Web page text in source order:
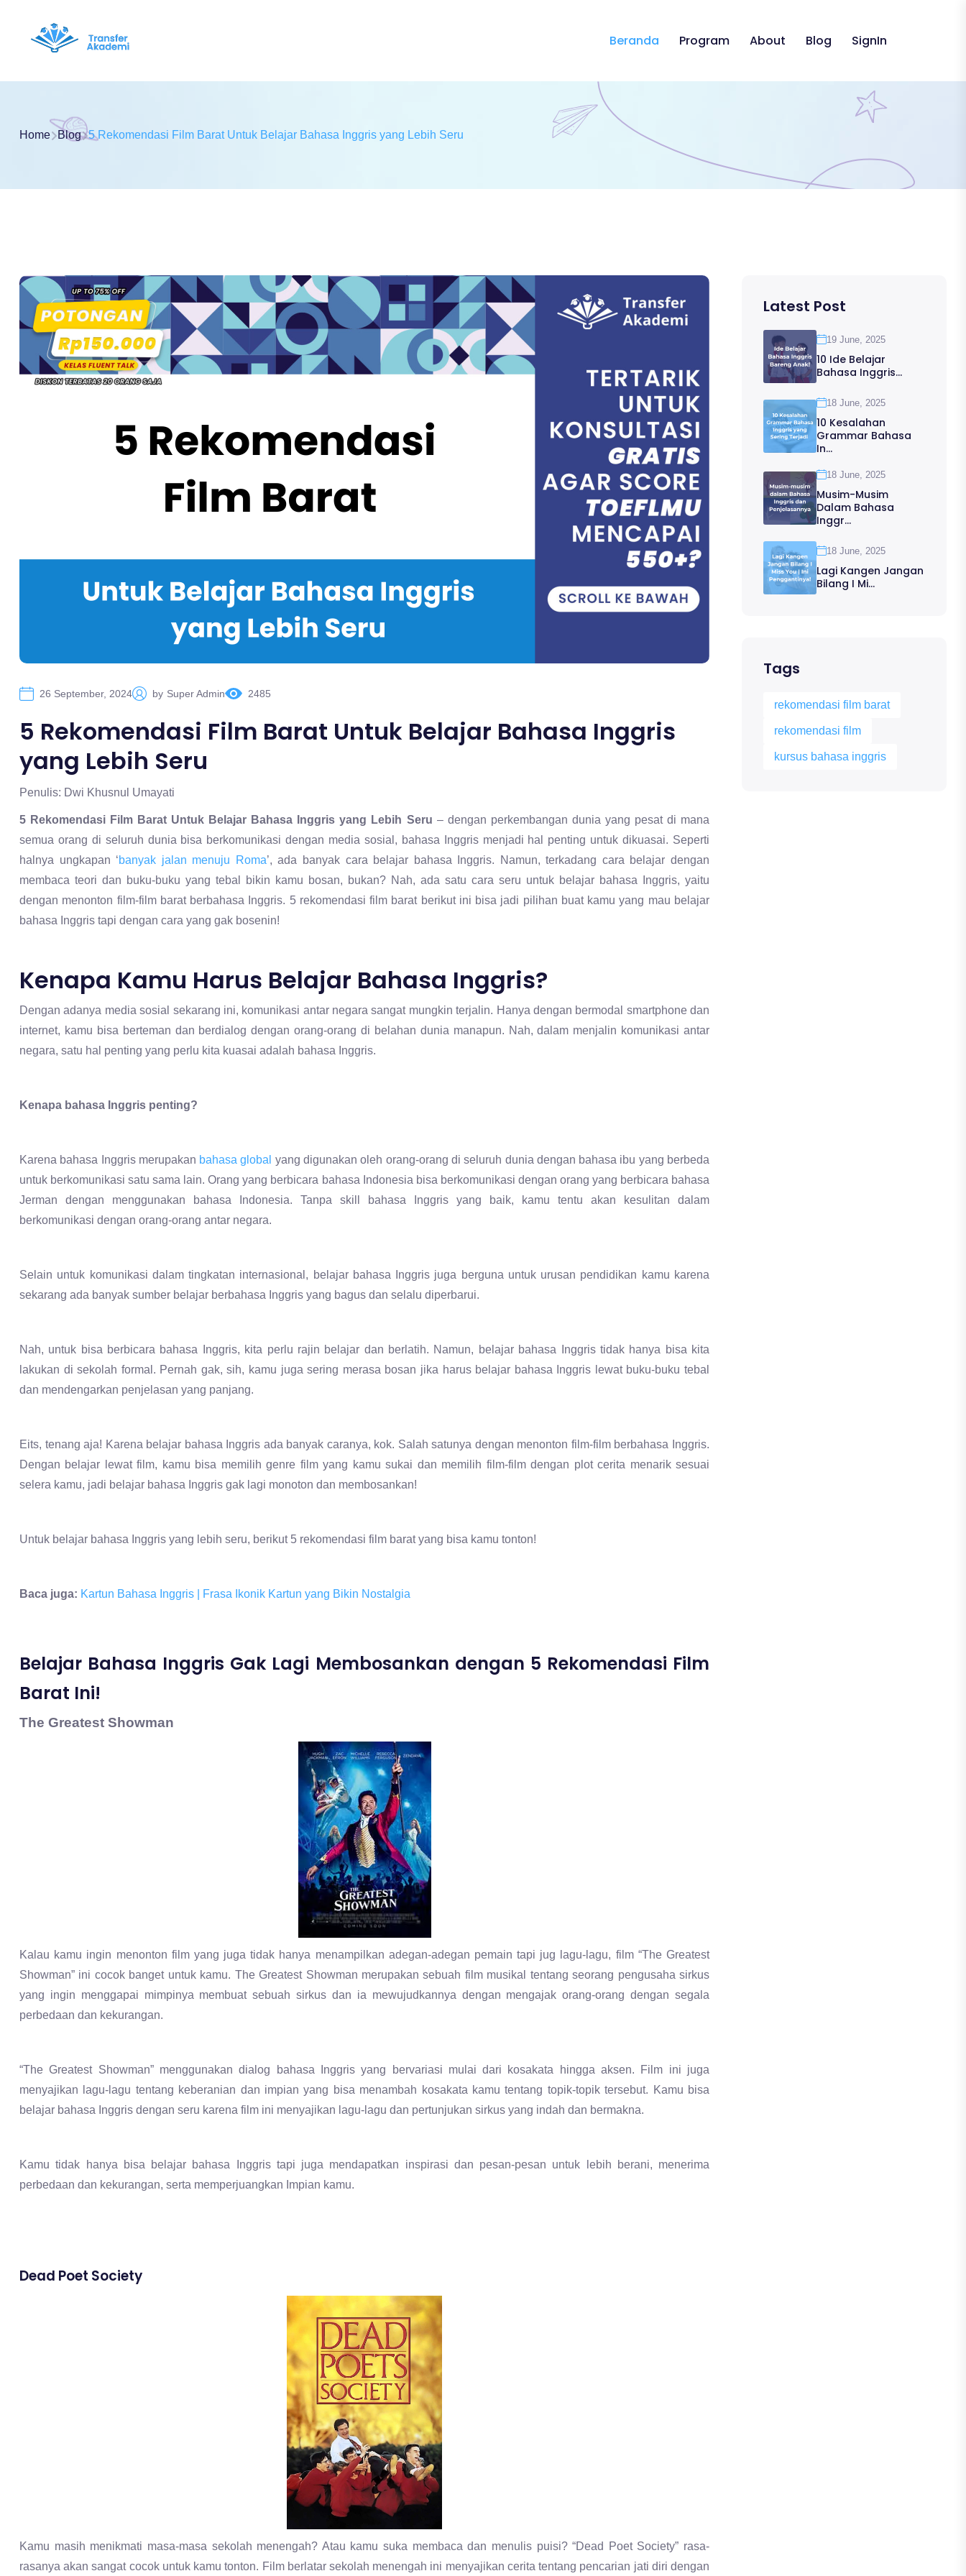
Beranda Program About Blog SignIn
Home Blog 5 Rekomendasi Film Barat Untuk Belajar Bahasa Inggris yang Lebih Seru
26 September, 2024 by Super Admin 2485
5 Rekomendasi Film Barat Untuk Belajar Bahasa Inggris
yang Lebih Seru
Penulis: Dwi Khusnul Umayati
5 Rekomendasi Film Barat Untuk Belajar Bahasa Inggris yang Lebih Seru – dengan perkembangan dunia yang pesat di mana
semua orang di seluruh dunia bisa berkomunikasi dengan media sosial, bahasa Inggris menjadi hal penting untuk dikuasai. Seperti
halnya ungkapan ‘banyak jalan menuju Roma’, ada banyak cara belajar bahasa Inggris. Namun, terkadang cara belajar dengan
membaca teori dan buku-buku yang tebal bikin kamu bosan, bukan? Nah, ada satu cara seru untuk belajar bahasa Inggris, yaitu
dengan menonton film-film barat berbahasa Inggris. 5 rekomendasi film barat berikut ini bisa jadi pilihan buat kamu yang mau belajar
bahasa Inggris tapi dengan cara yang gak bosenin!
Kenapa Kamu Harus Belajar Bahasa Inggris?
Dengan adanya media sosial sekarang ini, komunikasi antar negara sangat mungkin terjalin. Hanya dengan bermodal smartphone dan
internet, kamu bisa berteman dan berdialog dengan orang-orang di belahan dunia manapun. Nah, dalam menjalin komunikasi antar
negara, satu hal penting yang perlu kita kuasai adalah bahasa Inggris.
Kenapa bahasa Inggris penting?
Karena bahasa Inggris merupakan bahasa global yang digunakan oleh orang-orang di seluruh dunia dengan bahasa ibu yang berbeda
untuk berkomunikasi satu sama lain. Orang yang berbicara bahasa Indonesia bisa berkomunikasi dengan orang yang berbicara bahasa
Jerman dengan menggunakan bahasa Indonesia. Tanpa skill bahasa Inggris yang baik, kamu tentu akan kesulitan dalam
berkomunikasi dengan orang-orang antar negara.
Selain untuk komunikasi dalam tingkatan internasional, belajar bahasa Inggris juga berguna untuk urusan pendidikan kamu karena
sekarang ada banyak sumber belajar berbahasa Inggris yang bagus dan selalu diperbarui.
Nah, untuk bisa berbicara bahasa Inggris, kita perlu rajin belajar dan berlatih. Namun, belajar bahasa Inggris tidak hanya bisa kita
lakukan di sekolah formal. Pernah gak, sih, kamu juga sering merasa bosan jika harus belajar bahasa Inggris lewat buku-buku tebal
dan mendengarkan penjelasan yang panjang.
Eits, tenang aja! Karena belajar bahasa Inggris ada banyak caranya, kok. Salah satunya dengan menonton film-film berbahasa Inggris.
Dengan belajar lewat film, kamu bisa memilih genre film yang kamu sukai dan memilih film-film dengan plot cerita menarik sesuai
selera kamu, jadi belajar bahasa Inggris gak lagi monoton dan membosankan!
Untuk belajar bahasa Inggris yang lebih seru, berikut 5 rekomendasi film barat yang bisa kamu tonton!
Baca juga: Kartun Bahasa Inggris | Frasa Ikonik Kartun yang Bikin Nostalgia
Belajar Bahasa Inggris Gak Lagi Membosankan dengan 5 Rekomendasi Film
Barat Ini!
The Greatest Showman
Kalau kamu ingin menonton film yang juga tidak hanya menampilkan adegan-adegan pemain tapi jug lagu-lagu, film “The Greatest
Showman” ini cocok banget untuk kamu. The Greatest Showman merupakan sebuah film musikal tentang seorang pengusaha sirkus
yang ingin menggapai mimpinya membuat sebuah sirkus dan ia mewujudkannya dengan mengajak orang-orang dengan segala
perbedaan dan kekurangan.
“The Greatest Showman” menggunakan dialog bahasa Inggris yang bervariasi mulai dari kosakata hingga aksen. Film ini juga
menyajikan lagu-lagu tentang keberanian dan impian yang bisa menambah kosakata kamu tentang topik-topik tersebut. Kamu bisa
belajar bahasa Inggris dengan seru karena film ini menyajikan lagu-lagu dan pertunjukan sirkus yang indah dan bermakna.
Kamu tidak hanya bisa belajar bahasa Inggris tapi juga mendapatkan inspirasi dan pesan-pesan untuk lebih berani, menerima
perbedaan dan kekurangan, serta memperjuangkan Impian kamu.
Dead Poet Society
Kamu masih menikmati masa-masa sekolah menengah? Atau kamu suka membaca dan menulis puisi? “Dead Poet Society” rasa-
rasanya akan sangat cocok untuk kamu tonton. Film berlatar sekolah menengah ini menyajikan cerita tentang pencarian jati diri dengan
Latest Post
19 June, 2025
10 Ide Belajar
Bahasa Inggris...
18 June, 2025
10 Kesalahan
Grammar Bahasa
In...
18 June, 2025
Musim-Musim
Dalam Bahasa
Inggr...
18 June, 2025
Lagi Kangen Jangan
Bilang I Mi...
Tags
rekomendasi film barat
rekomendasi film
kursus bahasa inggris